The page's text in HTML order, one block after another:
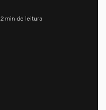
2 min de leitura